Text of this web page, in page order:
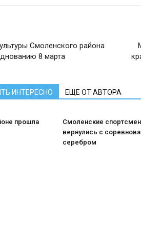
Смоленского района
8 марта
ИНТЕРЕСНО ЕЩЕ ОТ АВТОРА
прошла
Смоленские
вернулись с
серебром